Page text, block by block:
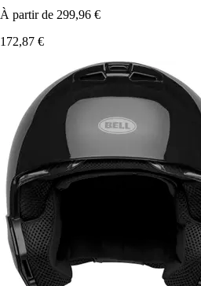
À partir de 299,96 €
172,87 €